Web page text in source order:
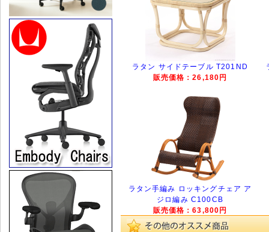
ラタン サイドテーブル T201ND
販売価格：26,180円
ラタン手編み ロッキングチェア ア
ジロ編み C100CB
販売価格：63,800円